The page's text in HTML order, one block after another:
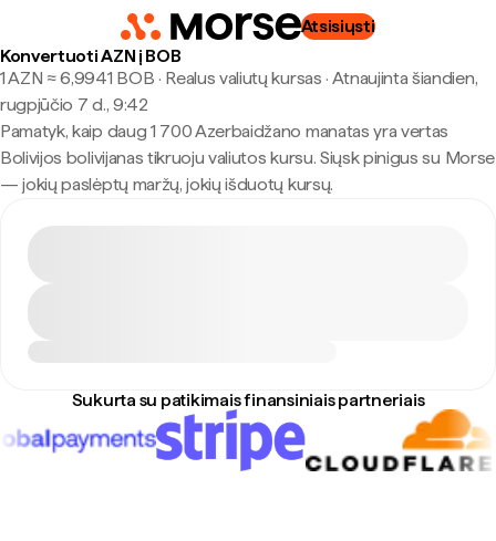
Atsisiųsti
Konvertuoti AZN į BOB
1 AZN ≈ 6,9941 BOB · Realus valiutų kursas · Atnaujinta šiandien,
rugpjūčio 7 d., 9:42
Pamatyk, kaip daug 1 700 Azerbaidžano manatas yra vertas
Bolivijos bolivijanas tikruoju valiutos kursu. Siųsk pinigus su Morse
— jokių paslėptų maržų, jokių išduotų kursų.
Sukurta su patikimais finansiniais partneriais